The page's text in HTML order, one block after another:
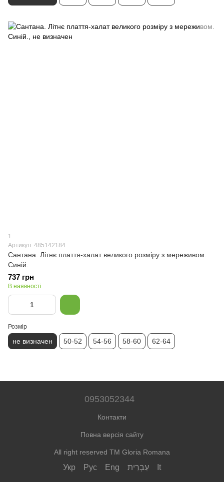
1
Артикул: 485142184
Сантана. Літнє плаття-халат великого розміру з мереживом.
Синій.
737 грн
В наявності
Розмір
не визначен 50-52 54-56 58-60 62-64
0953052344
Контакти
Повна версія сайту
All right reserved TM Gloria Romana
Укр Рус Eng עִבְרִית It